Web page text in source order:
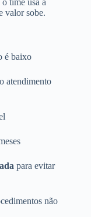
time usa a
valor sobe.
é baixo
atendimento
para evitar
não